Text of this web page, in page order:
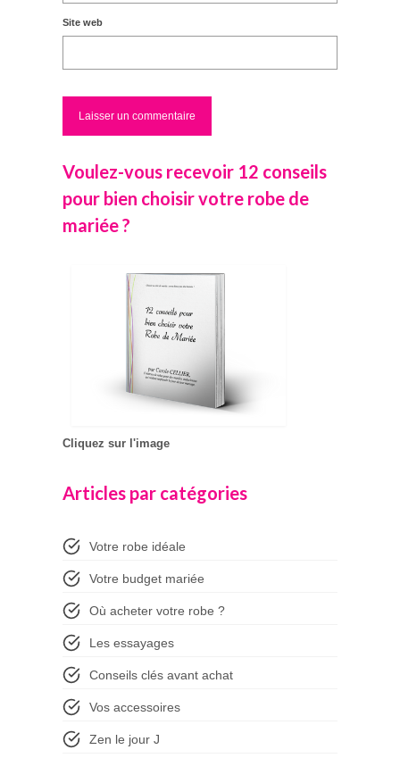
Site web
Voulez-vous recevoir 12 conseils
pour bien choisir votre robe de
mariée ?
Cliquez sur l'image
Articles par catégories
Votre robe idéale
Votre budget mariée
Où acheter votre robe ?
Les essayages
Conseils clés avant achat
Vos accessoires
Zen le jour J